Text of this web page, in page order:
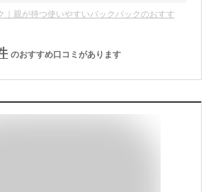
｜親が持つ使いやすいバックパックのおすす
のおすすめ口コミがあります